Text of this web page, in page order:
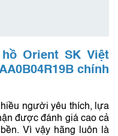
Orient SK Việt
chính
người yêu thích, lựa
được đánh giá cao cả
Vì vậy hãng luôn là